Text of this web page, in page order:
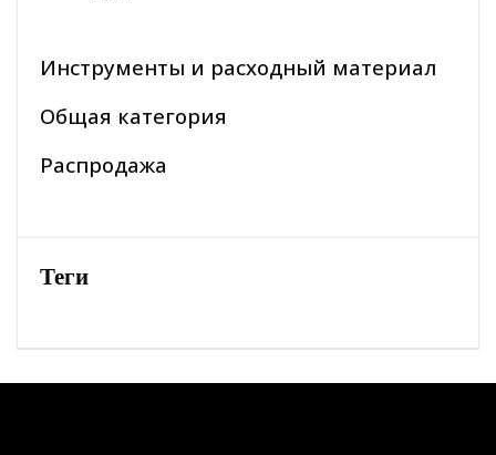
Инструменты и расходный материал
Общая категория
Распродажа
Теги